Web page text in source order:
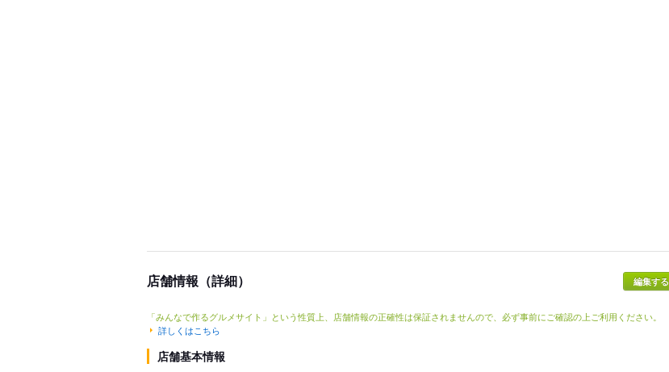
店舗情報（詳細） 編集する
「みんなで作るグルメサイト」という性質上、店舗情報の正確性は保証されませんので、必ず事前にご確認の上ご利用ください。
詳しくはこちら
店舗基本情報